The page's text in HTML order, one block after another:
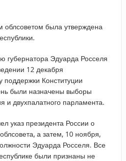
облсоветом была утверждена
губернатора Эдуарда Росселя
12 декабря
Конституции
были назначены выборы
и двухпалатного парламента.
указ президента России о
а затем, 10 ноября,
Эдуарда Росселя. Все
были признаны не